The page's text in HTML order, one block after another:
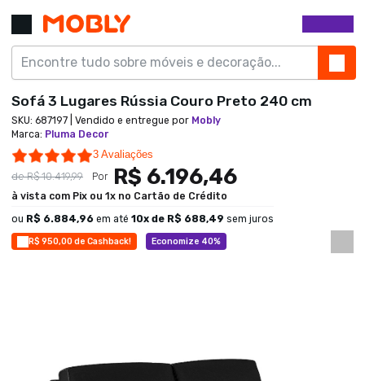
R$ 950,00 de Cashback! Economize 40%
Sofá 3 Lugares Rússia Couro Preto 240 cm
SKU: 687197 | Vendido e entregue por Mobly
Marca: Pluma Decor
5.0 star rating
3 Avaliações
deR$ 10.419,99 Por R$ 6.196,46
à vista com Pix ou 1x no Cartão de Crédito
ou R$ 6.884,96 em até 10x de R$ 688,49 sem juros